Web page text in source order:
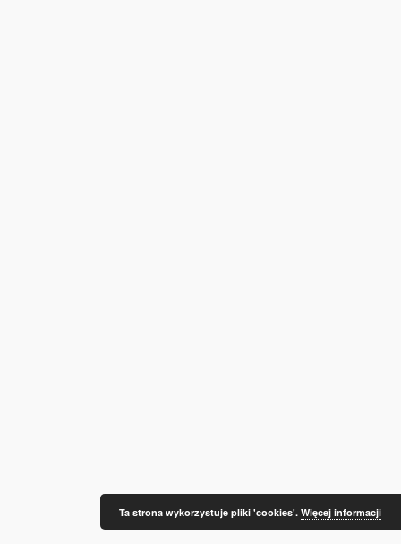
Ta strona wykorzystuje pliki 'cookies'. Więcej informacji